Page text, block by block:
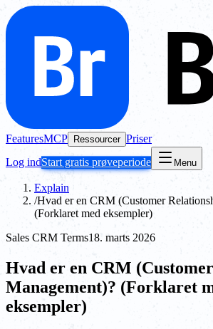
FeaturesMCP Ressourcer Priser
Log indStart gratis prøveperiode Menu
Explain
/Hvad er en CRM (Customer
(Forklaret med eksempler)
Sales CRM Terms18. marts 2026
Hvad er en CRM
Management)? (Forklaret
eksempler)